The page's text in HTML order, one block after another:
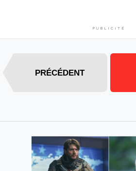
PUBLICITÉ
PRÉCÉDENT